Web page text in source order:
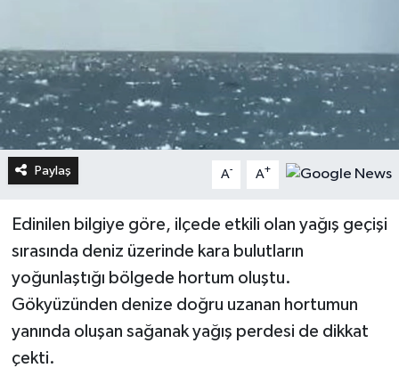
Paylaş A- A+
Edinilen bilgiye göre, ilçede etkili olan yağış geçişi
sırasında deniz üzerinde kara bulutların
yoğunlaştığı bölgede hortum oluştu.
Gökyüzünden denize doğru uzanan hortumun
yanında oluşan sağanak yağış perdesi de dikkat
çekti.